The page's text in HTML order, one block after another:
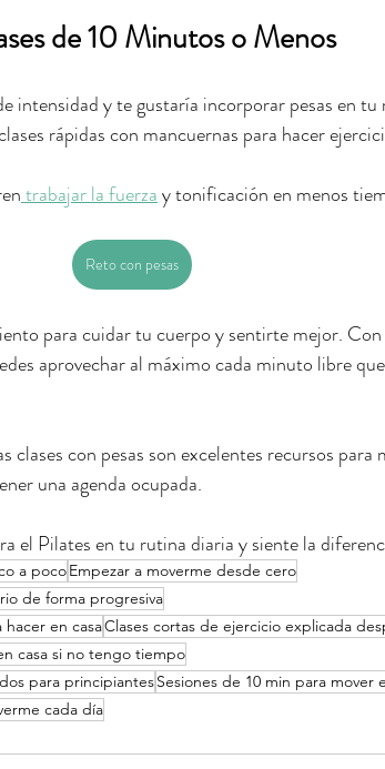
de 10 Minutos o Menos
intensidad y te gustaría incorporar pesas en
rápidas con mancuernas para hacer
trabajar la fuerza y tonificación en menos
Reto con pesas
para cuidar tu cuerpo y sentirte mejor.
aprovechar al máximo cada minuto libre
clases con pesas son excelentes recursos para
una agenda ocupada.
el Pilates en tu rutina diaria y siente la
a pocoEmpezar a moverme desde cero
de forma progresiva
hacer en casaClases cortas de ejercicio explicada
casa si no tengo tiempo
para principiantesSesiones de 10 min para mover
cada día